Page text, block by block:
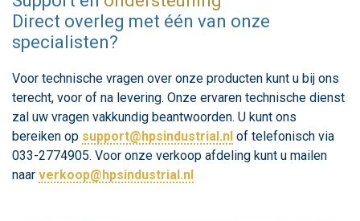
Direct overleg met één van onze
specialisten?
Voor technische vragen over onze producten kunt u bij ons
terecht, voor of na levering. Onze ervaren technische dienst
zal uw vragen vakkundig beantwoorden. U kunt ons
bereiken op support@hpsindustrial.nl of telefonisch via
033-2774905. Voor onze verkoop afdeling kunt u mailen
naar verkoop@hpsindustrial.nl